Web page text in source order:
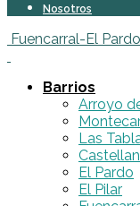
Nosotros
Fuencarral-El
Barrios
Arroyo
Las
El Pardo
El Pilar